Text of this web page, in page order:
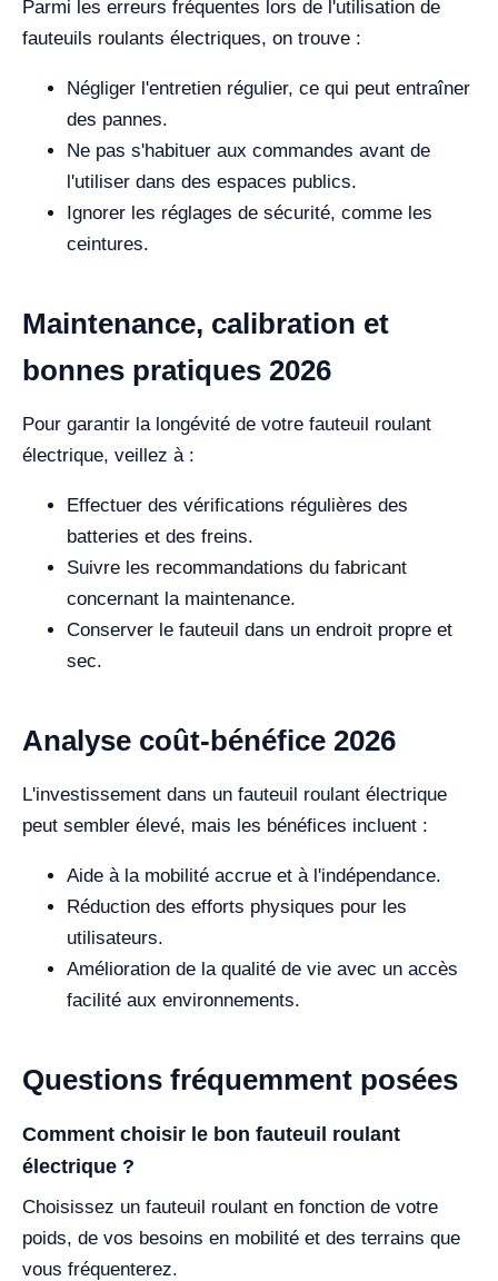
Parmi les erreurs fréquentes lors de l'utilisation de
fauteuils roulants électriques, on trouve :
Négliger l'entretien régulier, ce qui peut entraîner
des pannes.
Ne pas s'habituer aux commandes avant de
l'utiliser dans des espaces publics.
Ignorer les réglages de sécurité, comme les
ceintures.
Maintenance, calibration et
bonnes pratiques 2026
Pour garantir la longévité de votre fauteuil roulant
électrique, veillez à :
Effectuer des vérifications régulières des
batteries et des freins.
Suivre les recommandations du fabricant
concernant la maintenance.
Conserver le fauteuil dans un endroit propre et
sec.
Analyse coût-bénéfice 2026
L'investissement dans un fauteuil roulant électrique
peut sembler élevé, mais les bénéfices incluent :
Aide à la mobilité accrue et à l'indépendance.
Réduction des efforts physiques pour les
utilisateurs.
Amélioration de la qualité de vie avec un accès
facilité aux environnements.
Questions fréquemment posées
Comment choisir le bon fauteuil roulant
électrique ?
Choisissez un fauteuil roulant en fonction de votre
poids, de vos besoins en mobilité et des terrains que
vous fréquenterez.